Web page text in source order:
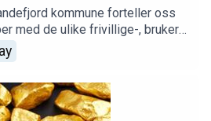
kommune forteller oss
med de ulike frivillige-, bruker-
Ta gjerne en titt på
Dr. Ragnar Sundby snakker
www.youtube.com/watch?